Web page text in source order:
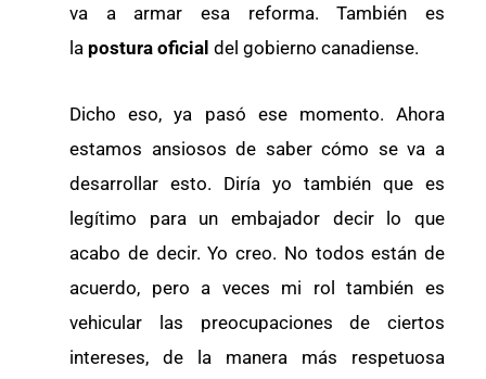
va a armar esa reforma. También es
la postura oficial del gobierno canadiense.
Dicho eso, ya pasó ese momento. Ahora
estamos ansiosos de saber cómo se va a
desarrollar esto. Diría yo también que es
legítimo para un embajador decir lo que
acabo de decir. Yo creo. No todos están de
acuerdo, pero a veces mi rol también es
vehicular las preocupaciones de ciertos
intereses, de la manera más respetuosa